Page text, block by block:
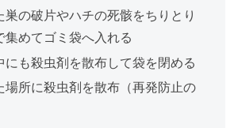
巣の破片やハチの死骸をちりとり
集めてゴミ袋へ入れる
にも殺虫剤を散布して袋を閉める
場所に殺虫剤を散布（再発防止の